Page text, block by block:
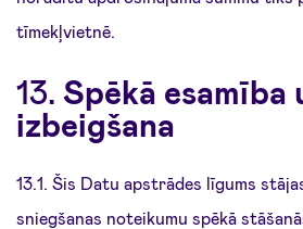
tīmekļvietnē.
13. Spēkā esamība
izbeigšana
13.1. Šis Datu apstrādes līgums
sniegšanas noteikumu spēkā